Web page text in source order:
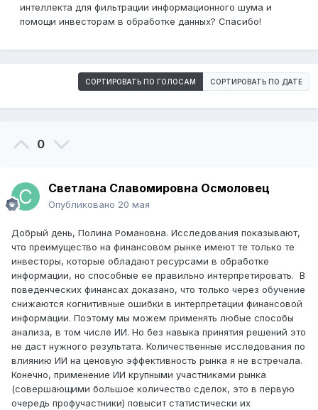
интеллекта для фильтрации информационного шума и
помощи инвесторам в обработке данных? Спасибо!
СОРТИРОВАТЬ ПО ГОЛОСАМ СОРТИРОВАТЬ ПО ДАТЕ
0
Светлана Славомировна Осмоловец
Опубликовано 20 мая
Добрый день, Полина Романовна. Исследования показывают,
что преимущество на финансовом рынке имеют те только те
инвесторы, которые обладают ресурсами в обработке
информации, но способные ее правильно интерпретировать. В
поведенческих финансах доказано, что только через обучение
снижаются когнитивные ошибки в интерпретации финансовой
информации. Поэтому мы можем применять любые способы
анализа, в том числе ИИ. Но без навыка принятия решений это
не даст нужного результата. Количественные исследования по
влиянию ИИ на ценовую эффективность рынка я не встречала.
Конечно, применение ИИ крупными участниками рынка
(совершающими большое количество сделок, это в первую
очередь профучастники) повысит статистически их